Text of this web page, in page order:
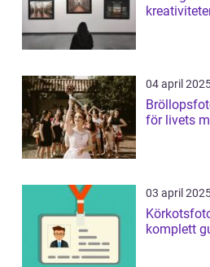
04 april
för livets
03 april
komplett